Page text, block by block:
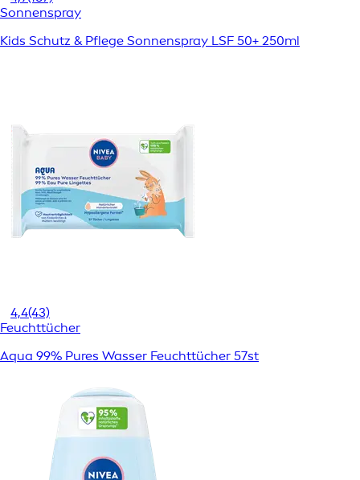
Sonnenspray
Kids Schutz & Pflege Sonnenspray LSF 50+ 250ml
4,4(43)
Feuchttücher
Aqua 99% Pures Wasser Feuchttücher 57st